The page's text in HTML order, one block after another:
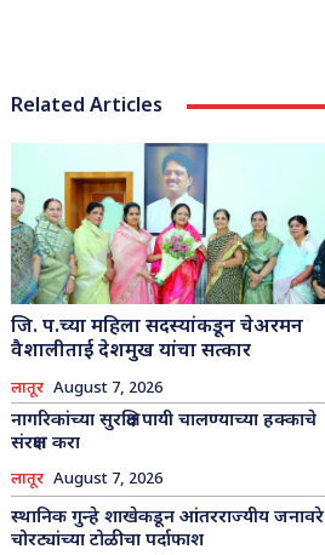
Related Articles
जि. प.च्या महिला सदस्यांकडून चेअरमन
वैशालीताई देशमुख यांचा सत्कार
लातूर August 7, 2026
नागरिकांच्या सुरक्षित पायी चालण्याच्या हक्काचे
संरक्षण करा
लातूर August 7, 2026
स्थानिक गुन्हे शाखेकडून आंतरराज्यीय जनावरे
चोरट्यांच्या टोळीचा पर्दाफाश